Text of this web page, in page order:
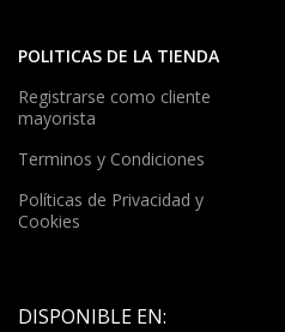
POLITICAS DE LA TIENDA
Registrarse como cliente
mayorista
Terminos y Condiciones
Políticas de Privacidad y
Cookies
DISPONIBLE EN: